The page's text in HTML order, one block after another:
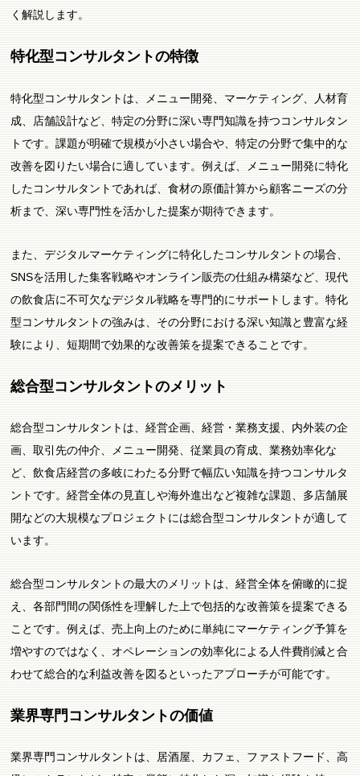
く解説します。
特化型コンサルタントの特徴
特化型コンサルタントは、メニュー開発、マーケティング、人材育
成、店舗設計など、特定の分野に深い専門知識を持つコンサルタン
トです。課題が明確で規模が小さい場合や、特定の分野で集中的な
改善を図りたい場合に適しています。例えば、メニュー開発に特化
したコンサルタントであれば、食材の原価計算から顧客ニーズの分
析まで、深い専門性を活かした提案が期待できます。
また、デジタルマーケティングに特化したコンサルタントの場合、
SNSを活用した集客戦略やオンライン販売の仕組み構築など、現代
の飲食店に不可欠なデジタル戦略を専門的にサポートします。特化
型コンサルタントの強みは、その分野における深い知識と豊富な経
験により、短期間で効果的な改善策を提案できることです。
総合型コンサルタントのメリット
総合型コンサルタントは、経営企画、経営・業務支援、内外装の企
画、取引先の仲介、メニュー開発、従業員の育成、業務効率化な
ど、飲食店経営の多岐にわたる分野で幅広い知識を持つコンサルタ
ントです。経営全体の見直しや海外進出など複雑な課題、多店舗展
開などの大規模なプロジェクトには総合型コンサルタントが適して
います。
総合型コンサルタントの最大のメリットは、経営全体を俯瞰的に捉
え、各部門間の関係性を理解した上で包括的な改善策を提案できる
ことです。例えば、売上向上のために単純にマーケティング予算を
増やすのではなく、オペレーションの効率化による人件費削減と合
わせて総合的な利益改善を図るといったアプローチが可能です。
業界専門コンサルタントの価値
業界専門コンサルタントは、居酒屋、カフェ、ファストフード、高